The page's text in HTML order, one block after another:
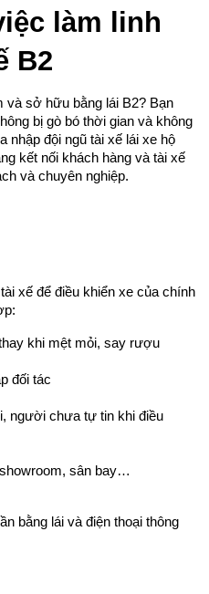
làm linh
B2
và sở hữu bằng lái B2? Bạn
bị gò bó thời gian và không
nhập đội ngũ tài xế lái xe hộ
kết nối khách hàng và tài xế
và chuyên nghiệp.
xế để điều khiển xe của chính
khi mệt mỏi, say rượu
đối tác
người chưa tự tin khi điều
sân bay…
bằng lái và điện thoại thông